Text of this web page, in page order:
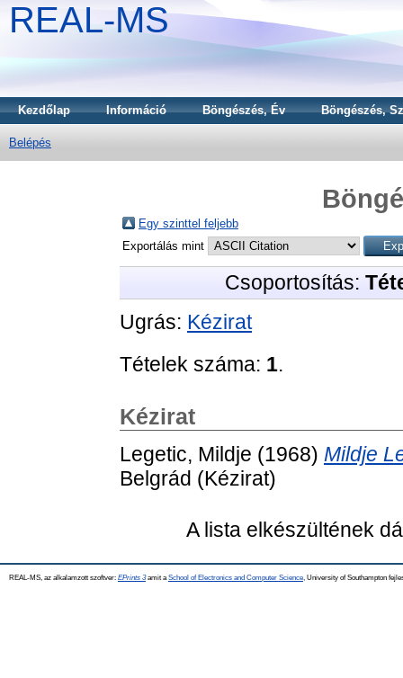
REAL-MS
Kezdőlap Információ Böngészés, Év Böngészés,
Belépés
Egy szinttel feljebb
Exportálás mint
Csoportosítás:
Ugrás: Kézirat
Tételek száma: 1.
Kézirat
Legetic, Mildje (1968) Mildje
Belgrád (Kézirat)
A lista elkészültének
REAL-MS, az alkalamzott szoftver: EPrints 3amit a School of Electronics and Computer Science , University of Southampton